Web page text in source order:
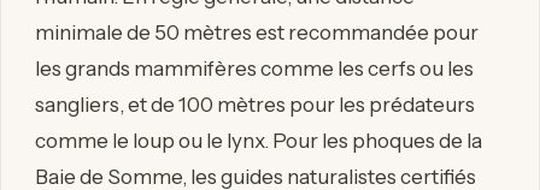
minimale de 50 mètres est recommandée pour
les grands mammifères comme les cerfs ou les
sangliers, et de 100 mètres pour les prédateurs
comme le loup ou le lynx. Pour les phoques de la
Baie de Somme, les guides naturalistes certifiés